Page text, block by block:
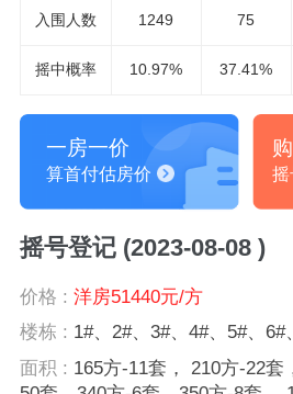
入围 人数 1249 75
摇中概率 10.97% 37.41%
一房一价
算首付估房价 摇
摇号登记 (2023-08-08 )
价格 : 洋房51440元/方
楼栋 : 1#、2#、3#、4#、5#、6#
面积 : 165方-11套， 210方-22套